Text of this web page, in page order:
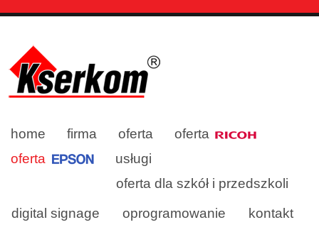
home firma oferta
oferta
oferta
usługi
oferta dla szkół i przedszkoli
digital signage
oprogramowanie kontakt